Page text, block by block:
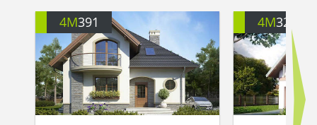
4M391 4M3200